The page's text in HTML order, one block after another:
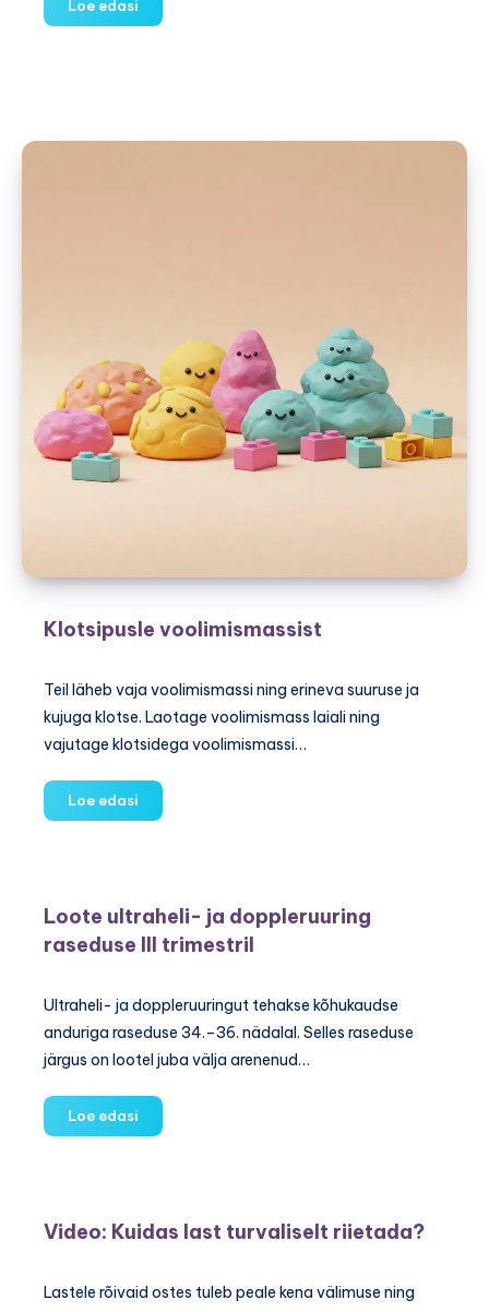
Loe edasi
sorteerimise
Klotsipusle voolimismassist
Teil läheb vaja voolimismassi ning erineva suuruse ja
kujuga klotse. Laotage voolimismass laiali ning
vajutage klotsidega voolimismassi…
Loe edasi
voolimismassist
Loote ultraheli- ja doppleruuring
raseduse III trimestril
Ultraheli- ja doppleruuringut tehakse kõhukaudse
anduriga raseduse 34.–36. nädalal. Selles raseduse
järgus on lootel juba välja arenenud…
Loe edasi
ultraheli-
III
Video: Kuidas last turvaliselt riietada?
Lastele rõivaid ostes tuleb peale kena välimuse ning